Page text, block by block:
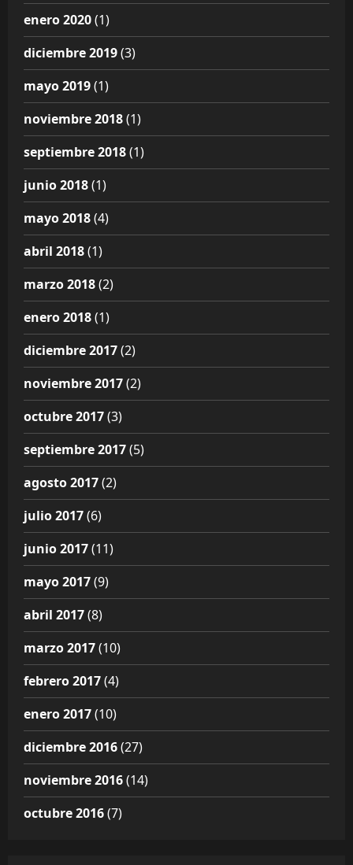
enero 2020(1)
diciembre 2019(3)
mayo 2019(1)
noviembre 2018(1)
septiembre 2018(1)
junio 2018(1)
mayo 2018(4)
abril 2018(1)
marzo 2018(2)
enero 2018(1)
diciembre 2017(2)
noviembre 2017(2)
octubre 2017(3)
septiembre 2017(5)
agosto 2017(2)
julio 2017(6)
junio 2017(11)
mayo 2017(9)
abril 2017(8)
marzo 2017(10)
febrero 2017(4)
enero 2017(10)
diciembre 2016(27)
noviembre 2016(14)
octubre 2016(7)